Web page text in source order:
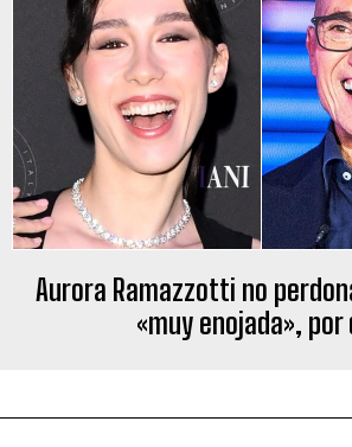
Aurora Ramazzotti no
«muy enojada», por